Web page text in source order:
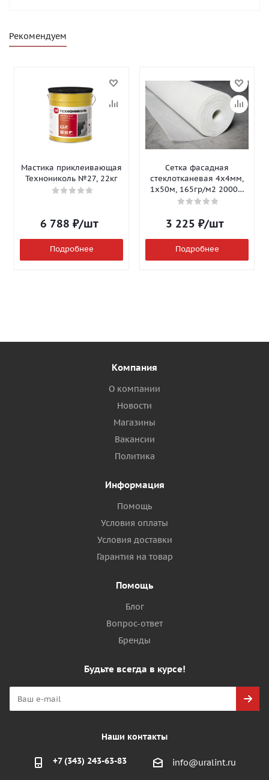
Рекомендуем
Мастика приклеивающая
Технониколь №27, 22кг
6 788 ₽/шт
Подробнее
Сетка фасадная
стеклотканевая 4х4мм,
1х50м, 165гр/м2 2000Н
Isomax-165
3 225 ₽/шт
Подробнее
Компания
О компании
Новости
Магазины
Вакансии
Политика
Информация
Помощь
Условия оплаты
Условия доставки
Гарантия на товар
Помощь
Блог
Вопрос-ответ
Бренды
Будьте всегда в курсе!
Наши контакты
+7 (343) 243-63-83 info@uralint.ru